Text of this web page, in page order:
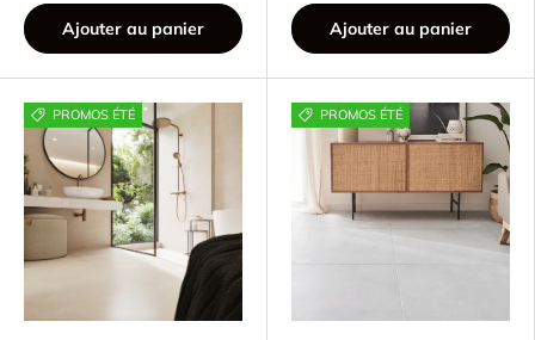
Ajouter au panier Ajouter au panier
PROMOS ÉTÉ PROMOS ÉTÉ